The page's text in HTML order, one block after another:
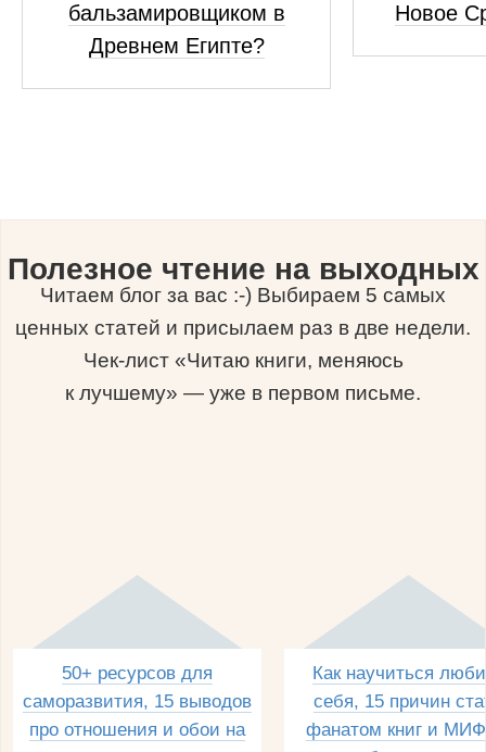
бальзамировщиком в
Древнем Египте?
Новое
Полезное чтение на выходных
Читаем блог за вас :-) Выбираем 5 самых
ценных статей и присылаем раз в две недели.
Чек-лист «Читаю книги, меняюсь
к лучшему» — уже в первом письме.
50+ ресурсов для
саморазвития, 15 выводов
про отношения и обои на
Как научиться
себя, 15 причин
фанатом книг и